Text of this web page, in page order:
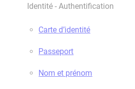
Identité - Authentification
Carte d’identité
Passeport
Nom et prénom